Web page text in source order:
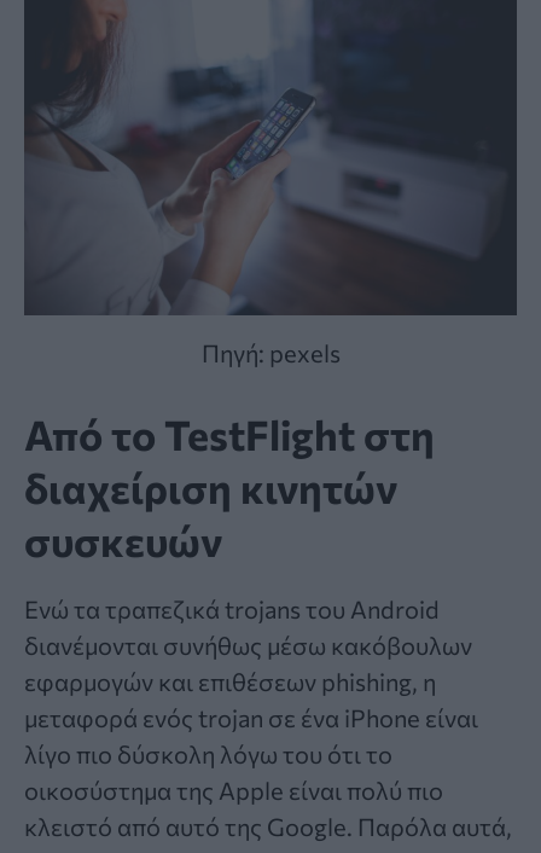
Πηγή: pexels
Από το TestFlight στη
διαχείριση κινητών
συσκευών
Ενώ τα τραπεζικά trojans του Android
διανέμονται συνήθως μέσω κακόβουλων
εφαρμογών και επιθέσεων phishing, η
μεταφορά ενός trojan σε ένα iPhone είναι
λίγο πιο δύσκολη λόγω του ότι το
οικοσύστημα της Apple είναι πολύ πιο
κλειστό από αυτό της Google. Παρόλα αυτά,